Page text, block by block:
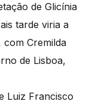
de Glicínia
tarde viria a
Cremilda
de Lisboa,